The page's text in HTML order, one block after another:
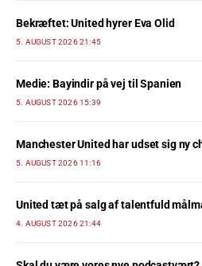
Bekræftet: United hyrer Eva Olid
5. AUGUST 2026 21:45
Medie: Bayindir på vej til Spanien
5. AUGUST 2026 15:39
Manchester United har udset sig ny
5. AUGUST 2026 11:16
United tæt på salg af talentfuld
4. AUGUST 2026 21:44